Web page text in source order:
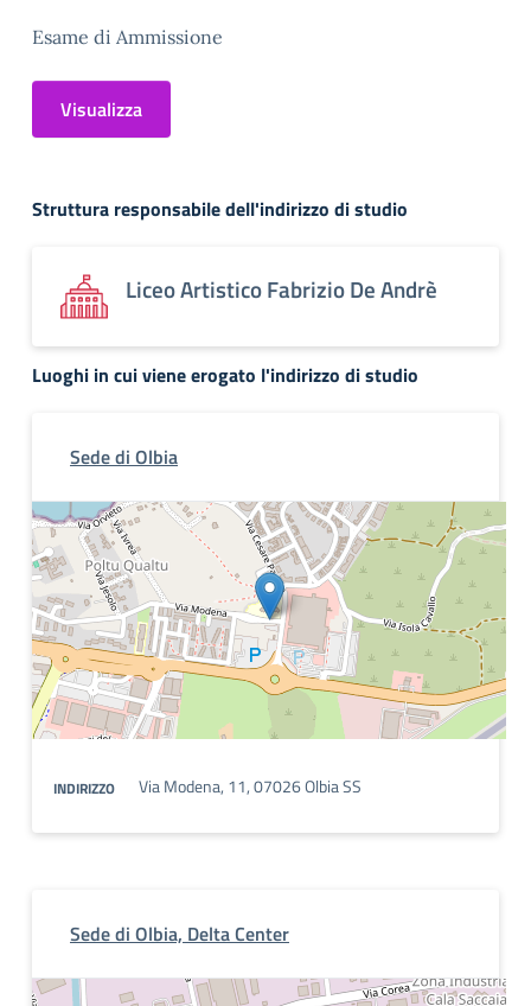
Esame di Ammissione
Visualizza
Struttura responsabile dell'indirizzo di studio
Liceo Artistico Fabrizio De Andrè
Luoghi in cui viene erogato l'indirizzo di studio
Sede di Olbia
INDIRIZZO Via Modena, 11, 07026 Olbia SS
Sede di Olbia, Delta Center